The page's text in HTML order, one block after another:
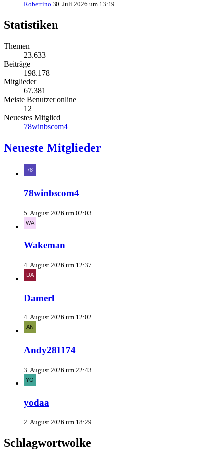
Robertino 30. Juli 2026 um 13:19
Statistiken
Themen
23.633
Beiträge
198.178
Mitglieder
67.381
Meiste Benutzer online
12
Neuestes Mitglied
78winbscom4
Neueste Mitglieder
78winbscom4
5. August 2026 um 02:03
Wakeman
4. August 2026 um 12:37
Damerl
4. August 2026 um 12:02
Andy281174
3. August 2026 um 22:43
yodaa
2. August 2026 um 18:29
Schlagwortwolke